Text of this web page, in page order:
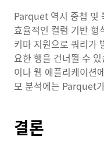
Parquet 역시 중첩 및
효율적인 컬럼 기반 형
키마 지원으로 쿼리가
요한 행을 건너뛸 수
이나 웹 애플리케이션
모 분석에는 Parquet
결론